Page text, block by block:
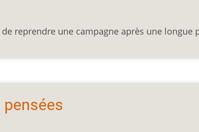
reprendre une campagne après une longue